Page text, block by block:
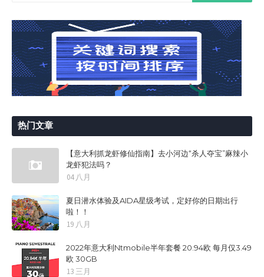
热门文章
【意大利抓龙虾修仙指南】去小河边“杀人夺宝”麻辣小
龙虾犯法吗？
04 八月
夏日潜水体验及AIDA星级考试，定好你的日期出行
啦！！
19 八月
2022年意大利Ntmobile半年套餐 20.94欧 每月仅3.49
欧 30GB
13 三月